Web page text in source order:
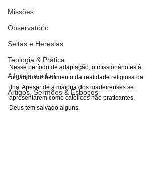
Missões
Observatório
Seitas e Heresias
Teologia & Prática
A Igreja e a Lei
Artigos, Sermões & Esboços
Nesse período de adaptação, o missionário está
tomando conhecimento da realidade religiosa da
ilha. Apesar de a maioria dos madeirenses se
apresentarem como católicos não praticantes,
Deus tem salvado alguns.